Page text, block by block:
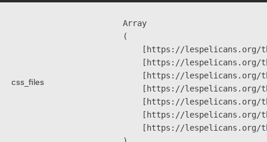
css_files
Array
(
[https://
[https://
[https://
[https://
[https://
[https://
[https://